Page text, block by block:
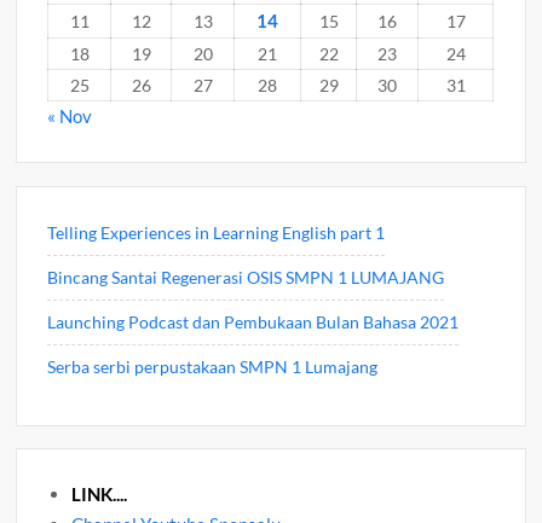
11
12 13 14 15 16
17
18
19 20 21 22 23
24
25
26 27 28 29 30 31
« Nov
Telling Experiences in Learning English part 1
Bincang Santai Regenerasi OSIS SMPN 1 LUMAJANG
Launching Podcast dan Pembukaan Bulan Bahasa 2021
Serba serbi perpustakaan SMPN 1 Lumajang
LINK....